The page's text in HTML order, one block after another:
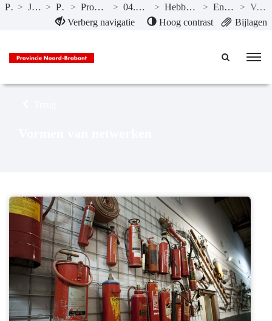
Naar hoofdinhoud
Publicaties> Jaarstukken 2017 > Programma’s> Programma 04 Economie en energie > 04.04 Energie, innovatie en transitie > Hebben we bereikt wat we wilden bereiken? > Energie, innovatie en transitie >
Vormen van netwerken
Verberg navigatie
Hoog contrast Bijlagen